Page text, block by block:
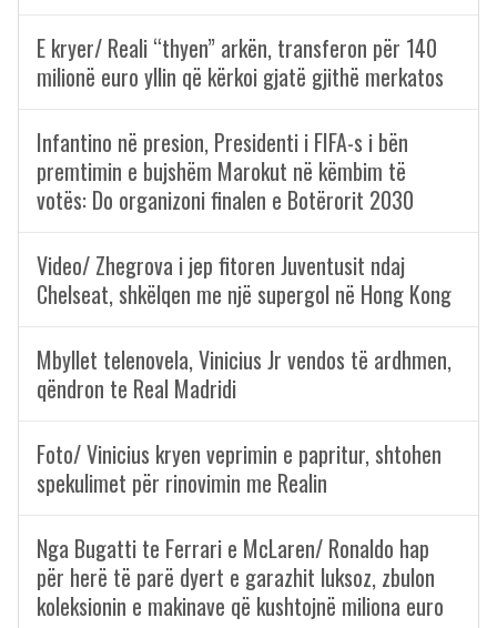
E kryer/ Reali “thyen” arkën, transferon për 140
milionë euro yllin që kërkoi gjatë gjithë merkatos
Infantino në presion, Presidenti i FIFA-s i bën
premtimin e bujshëm Marokut në këmbim të
votës: Do organizoni finalen e Botërorit 2030
Video/ Zhegrova i jep fitoren Juventusit ndaj
Chelseat, shkëlqen me një supergol në Hong Kong
Mbyllet telenovela, Vinicius Jr vendos të ardhmen,
qëndron te Real Madridi
Foto/ Vinicius kryen veprimin e papritur, shtohen
spekulimet për rinovimin me Realin
Nga Bugatti te Ferrari e McLaren/ Ronaldo hap
për herë të parë dyert e garazhit luksoz, zbulon
koleksionin e makinave që kushtojnë miliona euro